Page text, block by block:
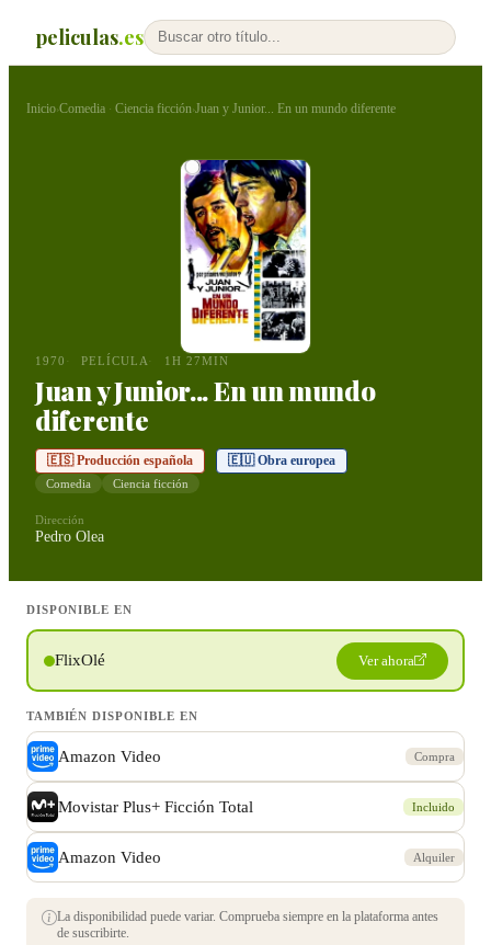
peliculas.es
Inicio›Comedia · Ciencia ficción›Juan y Junior... En un mundo diferente
1970 PELÍCULA 1H 27MIN
Juan y Junior... En un mundo
diferente
🇪🇸 Producción española 🇪🇺 Obra europea
Comedia Ciencia ficción
Dirección
Pedro Olea
DISPONIBLE EN
FlixOlé Ver ahora
TAMBIÉN DISPONIBLE EN
Amazon Video Compra
Movistar Plus+ Ficción Total Incluido
Amazon Video Alquiler
La disponibilidad puede variar. Comprueba siempre en la plataforma antes
de suscribirte.